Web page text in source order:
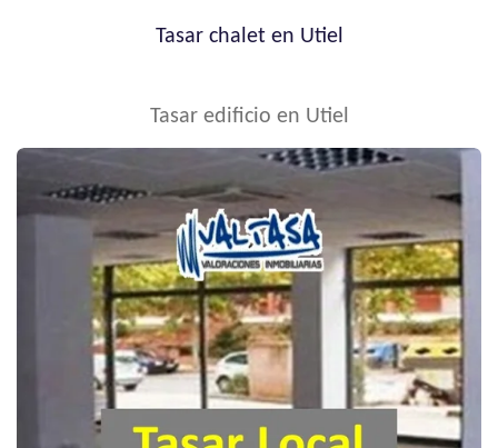
Tasar chalet en Utiel
Tasar edificio en Utiel